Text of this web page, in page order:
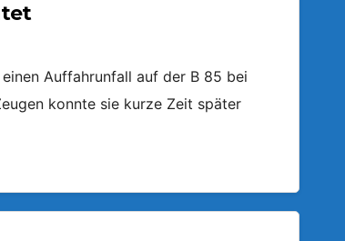
Auffahrunfall auf der B 85 bei
konnte sie kurze Zeit später